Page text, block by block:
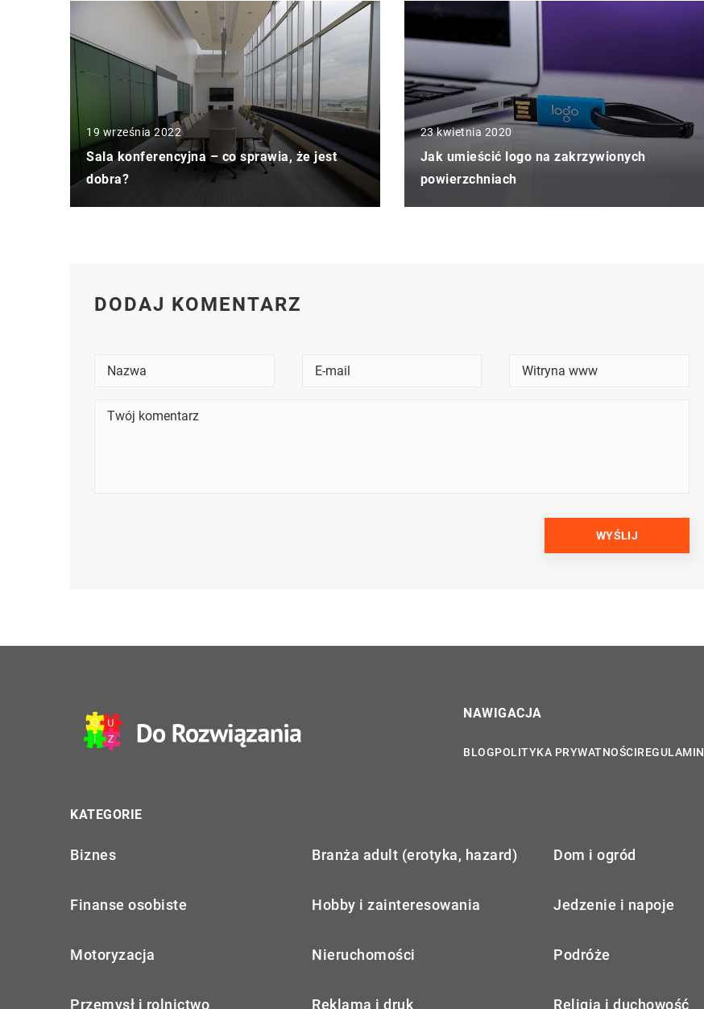
19 września 2022
Sala konferencyjna – co sprawia, że jest
dobra?
23 kwietnia 2020
Jak umieścić logo na zakrzywionych
powierzchniach
DODAJ KOMENTARZ
NAWIGACJA
BLOGPOLITYKA PRYWATNOŚCIREGULAMIN
KATEGORIE
Biznes Branża adult (erotyka, hazard) Dom i ogród
Finanse osobiste Hobby i zainteresowania Jedzenie i napoje
Motoryzacja Nieruchomości Podróże
Przemysł i rolnictwo Reklama i druk Religia i duchowość